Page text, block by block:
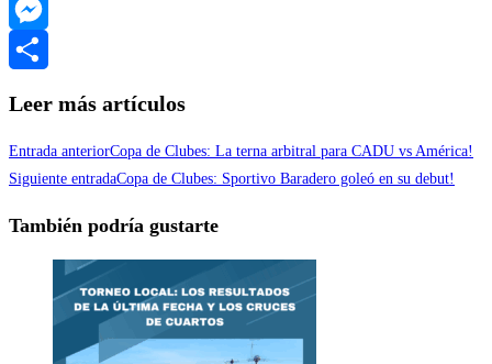
WhatsApp
Messenger
Leer más artículos
Entrada anteriorCopa de Clubes: La terna arbitral para CADU vs América!
Siguiente entradaCopa de Clubes: Sportivo Baradero goleó en su debut!
También podría gustarte